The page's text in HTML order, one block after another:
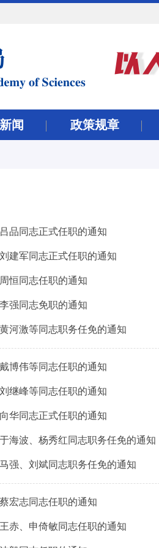
闻 政策规章
品同志正式任职的通知
建军同志正式任职的通知
恒同志任职的通知
强同志免职的通知
河激等同志职务任免的通知
博伟等同志任职的通知
继峰等同志任职的通知
华同志正式任职的通知
海波、杨秀红同志职务任免的通知
强、刘斌同志职务任免的通知
宏志同志任职的通知
赤、申倚敏同志任职的通知